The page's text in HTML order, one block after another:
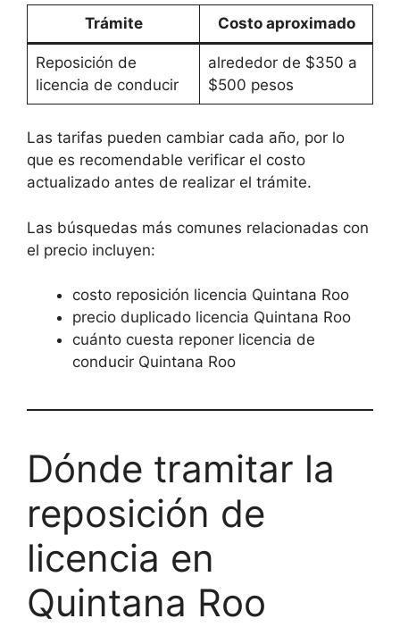
Trámite Costo aproximado
Reposición de
licencia de conducir
alrededor de $350 a
$500 pesos
Las tarifas pueden cambiar cada año, por lo
que es recomendable verificar el costo
actualizado antes de realizar el trámite.
Las búsquedas más comunes relacionadas con
el precio incluyen:
costo reposición licencia Quintana Roo
precio duplicado licencia Quintana Roo
cuánto cuesta reponer licencia de
conducir Quintana Roo
Dónde tramitar la
reposición de
licencia en
Quintana Roo